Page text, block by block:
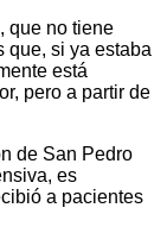
que no tiene
que, si ya estaba
está
pero a partir de
de San Pedro
es
a pacientes